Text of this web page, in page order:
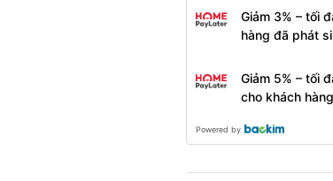
Giảm 3% – tối
hàng đã phát
Giảm 5% – tối
cho khách
Powered by